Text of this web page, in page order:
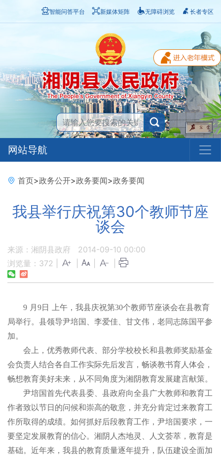
智能问答平台 新媒体矩阵 无障碍浏览 长者专区
网站导航
首页>政务公开>政务要闻>政务要闻
我县举行庆祝第30个教师节座
谈会
来源：湘阴县政府
2014-09-10 00:00
浏览量： 372
9 月 9日 上午，我县庆祝第30个教师节座谈会在县教育
局举行。县领导尹培国、李爱佳、甘文伟，老同志陈国平参
加。
会上，优秀教师代表、部分学校校长和县教师奖励基金
会负责人结合各自工作实际先后发言，畅谈教书育人体会，
畅想教育美好未来，从不同角度为湘阴教育发展建言献策。
尹培国首先代表县委、县政府向全县广大教师和教育工
作者致以节日的问候和崇高的敬意，并充分肯定过来教育工
作所取得的成绩。如何抓好后段教育工作，尹培国要求，一
要坚定发展教育的信心。湘阴人杰地灵、人文荟萃，教育是
基础。近年来，我县的教育质量逐年提升，队伍建设全面加